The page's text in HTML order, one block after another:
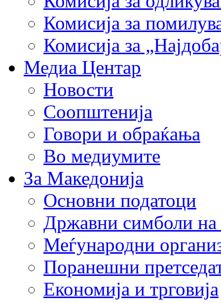
Комисија за
Комисија за
Медиа Центар
Новости
Соопштенија
Говори и обраќања
Во медиумите
За Македонија
Основни податоци
Државни симболи
Меѓународни
Поранешни
Економија и трговија